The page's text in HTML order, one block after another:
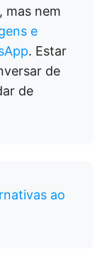
mas nem
e
. Estar
de
de
ao